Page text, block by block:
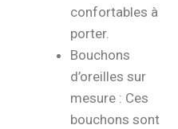
confortables à
porter.
Bouchons
d’oreilles sur
mesure : Ces
bouchons sont